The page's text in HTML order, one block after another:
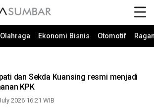
Olahraga Ekonomi Bisnis Otomotif
dan Sekda Kuansing resmi menjadi
KPK
2026 16:21 WIB